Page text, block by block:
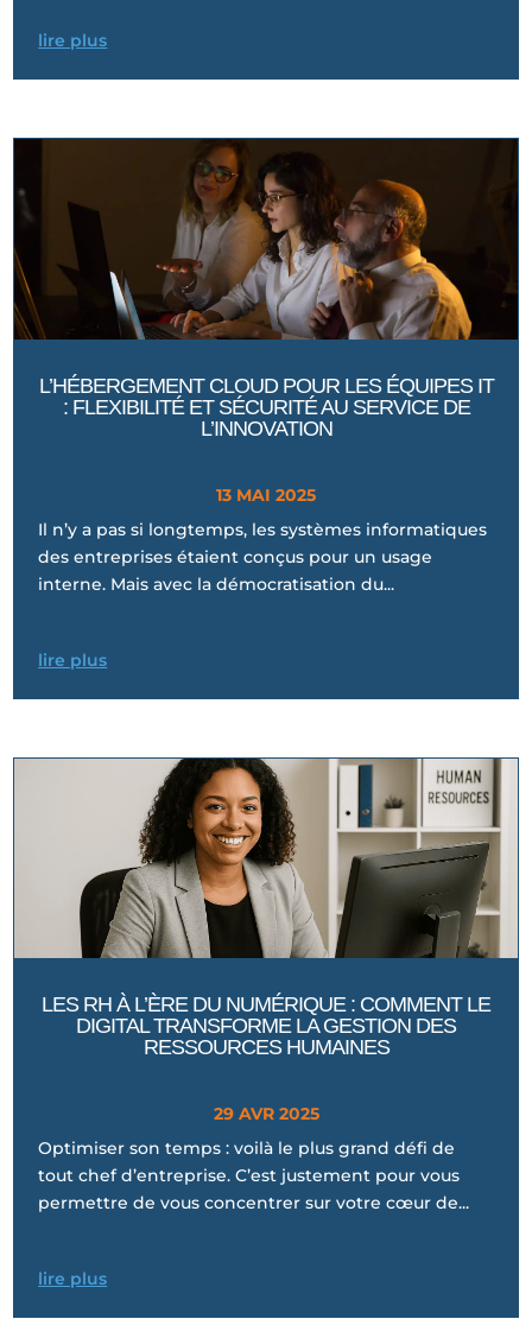
lire plus
L’HÉBERGEMENT CLOUD POUR LES ÉQUIPES IT
: FLEXIBILITÉ ET SÉCURITÉ AU SERVICE DE
L’INNOVATION
13 MAI 2025
Il n’y a pas si longtemps, les systèmes informatiques
des entreprises étaient conçus pour un usage
interne. Mais avec la démocratisation du...
lire plus
LES RH À L’ÈRE DU NUMÉRIQUE : COMMENT LE
DIGITAL TRANSFORME LA GESTION DES
RESSOURCES HUMAINES
29 AVR 2025
Optimiser son temps : voilà le plus grand défi de
tout chef d’entreprise. C’est justement pour vous
permettre de vous concentrer sur votre cœur de...
lire plus